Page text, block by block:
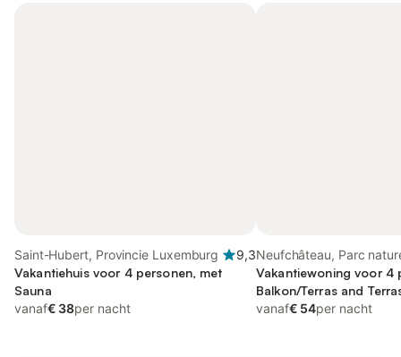
Saint-Hubert, Provincie Luxemburg
9,3
Vakantiehuis voor 4 personen, met
Sauna
vanaf€ 38per nacht
Neufchâteau, Parc
Sûre Forêt d'Anlier
Vakantiewoning voor 4
Balkon/Terras and
Sauna
vanaf€ 54per nacht